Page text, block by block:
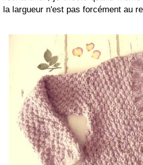
la largueur n'est pas forcément au